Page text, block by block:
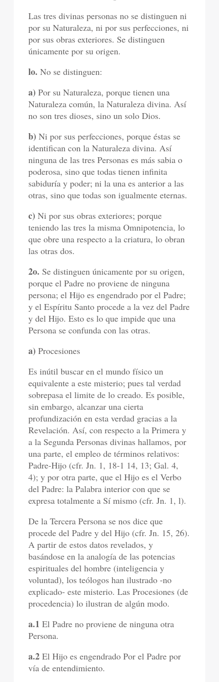
Las tres divinas personas no se distinguen ni
por su Naturaleza, ni por sus perfecciones, ni
por sus obras exteriores. Se distinguen
únicamente por su origen.
lo.No se distinguen:
a)Por su Naturaleza, porque tienen una
Naturaleza común, la Naturaleza divina. Así
no son tres dioses, sino un solo Dios.
b)Ni por sus perfecciones, porque éstas se
identifican con la Naturaleza divina. Así
ninguna de las tres Personas es más sabia o
poderosa, sino que todas tienen infinita
sabiduría y poder; ni la una es anterior a las
otras, sino que todas son igualmente eternas.
c) Ni por sus obras exteriores; porque
teniendo las tres la misma Omnipotencia, lo
que obre una respecto a la criatura, lo obran
las otras dos.
2o. Se distinguen únicamente por su origen,
porque el Padre no proviene de ninguna
persona; el Hijo es engendrado por el Padre;
y el Espíritu Santo procede a la vez del Padre
y del Hijo. Esto es lo que impide que una
Persona se confunda con las otras.
a)Procesiones
Es inútil buscar en el mundo físico un
equivalente a este misterio; pues tal verdad
sobrepasa el limite de lo creado. Es posible,
sin embargo, alcanzar una cierta
profundización en esta verdad gracias a la
Revelación. Así, con respecto a la Primera y
a la Segunda Personas divinas hallamos, por
una parte, el empleo de términos relativos:
Padre-Hijo (cfr. Jn. 1, 18-1 14, 13; Gal. 4,
4); y por otra parte, que el Hijo es el Verbo
del Padre: la Palabra interior con que se
expresa totalmente a Sí mismo (cfr. Jn. 1, l).
De la Tercera Persona se nos dice que
procede del Padre y del Hijo (cfr. Jn. 15, 26).
A partir de estos datos revelados, y
basándose en la analogía de las potencias
espirituales del hombre (inteligencia y
voluntad), los teólogos han ilustrado -no
explicado- este misterio. Las Procesiones (de
procedencia) lo ilustran de algún modo.
a.1 El Padre no proviene de ninguna otra
Persona.
a.2 El Hijo es engendrado Por el Padre por
vía de entendimiento.